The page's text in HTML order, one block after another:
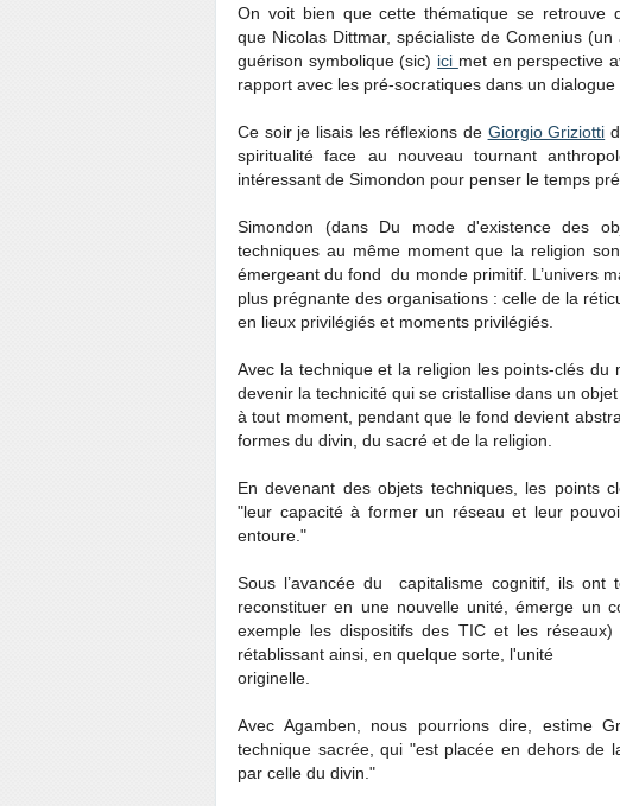
On voit bien que cette thématique se retrouve
que Nicolas Dittmar, spécialiste de Comenius
guérison symbolique (sic) ici met en perspective
rapport avec les pré-socratiques dans un
Ce soir je lisais les réflexions de Giorgio Griziotti
spiritualité face au nouveau tournant
intéressant de Simondon pour penser le temps
Simondon (dans Du mode d'existence des
techniques au même moment que la religion
émergeant du fond du monde primitif. L’univers
plus prégnante des organisations : celle de la
en lieux privilégiés et moments privilégiés.
Avec la technique et la religion les points-clés
devenir la technicité qui se cristallise dans un
à tout moment, pendant que le fond devient
formes du divin, du sacré et de la religion.
En devenant des objets techniques, les points
"leur capacité à former un réseau et leur
entoure."
Sous l’avancée du capitalisme cognitif, ils
reconstituer en une nouvelle unité, émerge un
exemple les dispositifs des TIC et les
rétablissant ainsi, en quelque sorte, l'unité
originelle.
Avec Agamben, nous pourrions dire, estime
technique sacrée, qui "est placée en dehors de
par celle du divin."